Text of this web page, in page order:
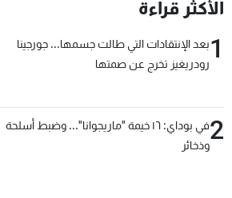
الأكثر قراءة
1بعد الإنتقادات التي طالت جسمها... جورجينا
رودريغيز تخرج عن صمتها
2
في بوداي: ١٦ خيمة "ماريجوانا"... وضبط أسلحة
وذخائر